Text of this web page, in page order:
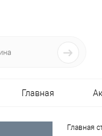
Главная
Главная